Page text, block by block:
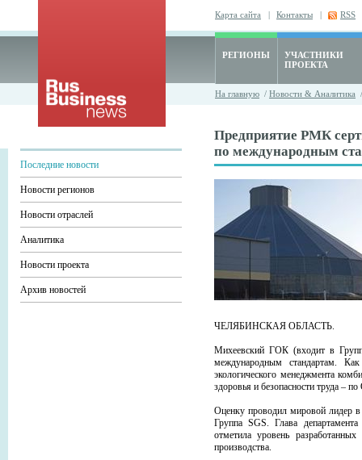
Карта сайта | Контакты | RSS
РЕГИОНЫ
УЧАСТНИКИ
ПРОЕКТА
На главную / Новости & Аналитика
Последние новости
Новости регионов
Новости отраслей
Аналитика
Новости проекта
Архив новостей
Предприятие РМК
по международным
ЧЕЛЯБИНСКАЯ ОБЛАСТЬ.
Михеевский ГОК (входит в
международным стандартам.
экологического менеджмента
здоровья и безопасности труда –
Оценку проводил мировой лидер
Группа SGS. Глава
отметила уровень
производства.